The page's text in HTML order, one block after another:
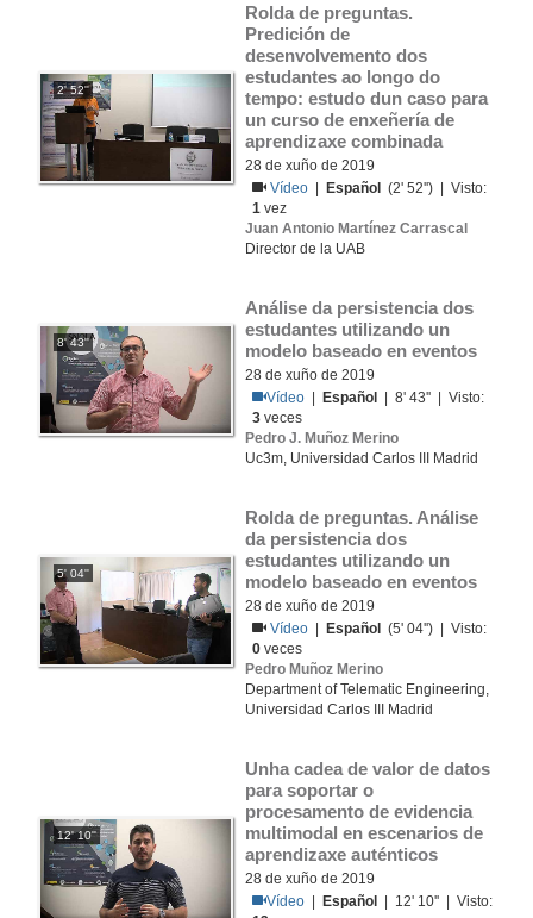
2' 52''
Rolda de preguntas.
Predición de
desenvolvemento dos
estudantes ao longo do
tempo: estudo dun caso para
un curso de enxeñería de
aprendizaxe combinada
28 de xuño de 2019
Vídeo
Español
(2' 52'') | Visto:
1 vez
Juan Antonio Martínez Carrascal
Director de la UAB
8' 43''
Análise da persistencia dos
estudantes utilizando un
modelo baseado en eventos
28 de xuño de 2019
Vídeo
Español
| 8' 43'' | Visto:
3 veces
Pedro J. Muñoz Merino
Uc3m, Universidad Carlos III Madrid
5' 04''
Rolda de preguntas. Análise
da persistencia dos
estudantes utilizando un
modelo baseado en eventos
28 de xuño de 2019
Vídeo
Español
(5' 04'') | Visto:
0 veces
Pedro Muñoz Merino
Department of Telematic Engineering,
Universidad Carlos III Madrid
12' 10''
Unha cadea de valor de datos
para soportar o
procesamento de evidencia
multimodal en escenarios de
aprendizaxe auténticos
28 de xuño de 2019
Vídeo
Español
| 12' 10'' | Visto: